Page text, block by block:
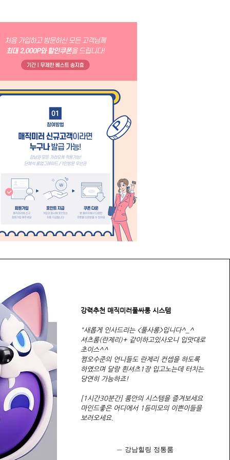
​강력추천 매직미러풀싸롱 시스템
"새롭게 인사드리는 <풀사롱>입니다^_^
셔츠룸(란제리)+ 같이하고있사오니 입맛대로
초이스^^
쩜오수준의 언니들도 란제리 컨셉을 하도록
하였으며 달랑 흰셔츠1장 입고노는데 터치는
당연히 가능하죠!
[1시간30분간] 룸안의 시스템을 즐겨보세요
마인드좋은 어디에서 1등미모의 이쁜이들을
보러오세요.
— 강남힐링 정통룸